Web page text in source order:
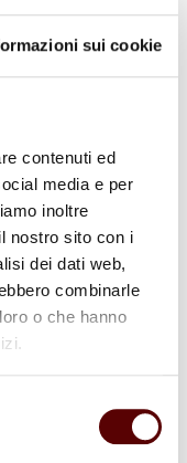
sui cookie
contenuti ed
media e per
inoltre
nostro sito con i
dei dati web,
combinarle
o che hanno